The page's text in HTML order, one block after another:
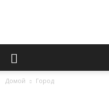
Домой Город